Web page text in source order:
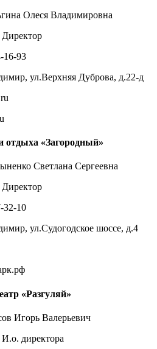
Олеся Владимировна
Директор
16-93
ул.Верхняя Дуброва, д.22-д
«Загородный»
Светлана Сергеевна
Директор
32-10
ул.Судогодское шоссе, д.4
«Разгуляй»
Игорь Валерьевич
И.о. директора